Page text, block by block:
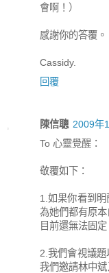
會啊！）
感謝你的答覆。
Cassidy.
回覆
陳信聰 2009年
To 心靈覺醒：
敬覆如下：
1.如果你看到
為她們都有原
目前還無法固定
2.我們會視議題
我們邀請林中